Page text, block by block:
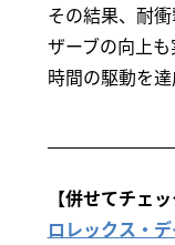
その結果、耐
ザーブの向上
時間の駆動を達
【併せてチェ
ロレックス・